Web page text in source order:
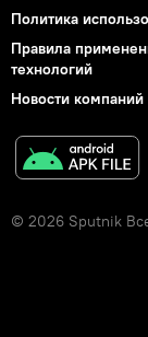
Политика
Правила
технологий
Новости компаний
© 2026 Sputnik